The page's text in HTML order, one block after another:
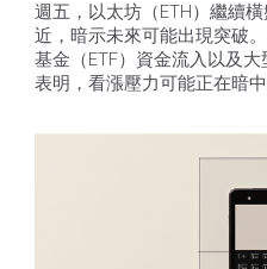
週五，以太坊（ETH）繼續
近，暗示未來可能出現突破
基金（ETF）資金流入以及
表明，看漲壓力可能正在暗